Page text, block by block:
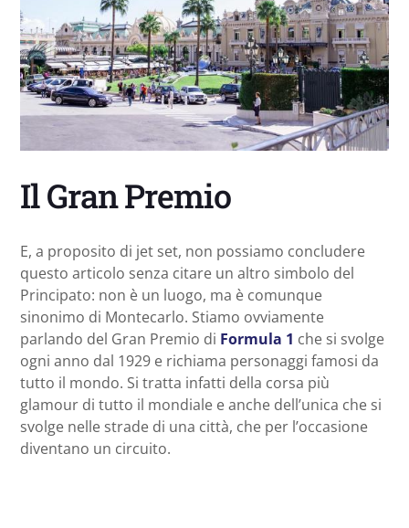
Il Gran Premio
E, a proposito di jet set, non possiamo concludere
questo articolo senza citare un altro simbolo del
Principato: non è un luogo, ma è comunque
sinonimo di Montecarlo. Stiamo ovviamente
parlando del Gran Premio di Formula 1 che si svolge
ogni anno dal 1929 e richiama personaggi famosi da
tutto il mondo. Si tratta infatti della corsa più
glamour di tutto il mondiale e anche dell’unica che si
svolge nelle strade di una città, che per l’occasione
diventano un circuito.